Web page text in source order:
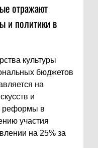
отражают
и политики в
культуры
бюджетов
на
и
реформы в
участия
на 25% за